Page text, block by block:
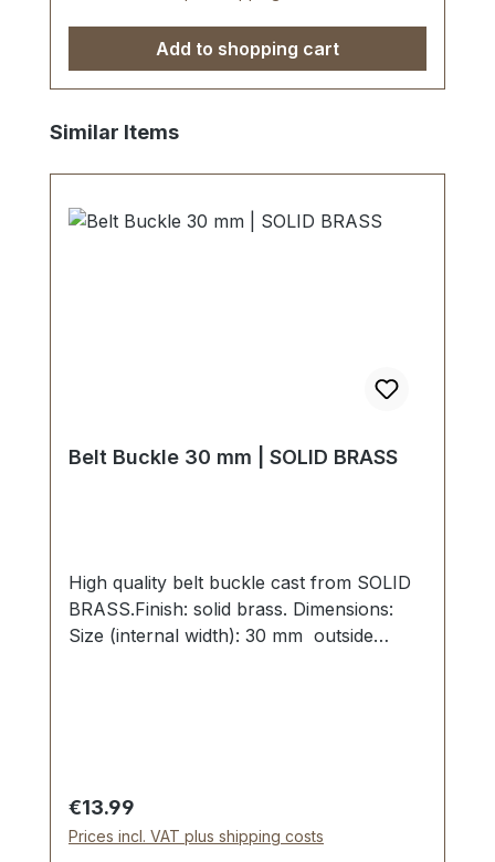
Add to shopping cart
Skip product gallery
Similar Items
Belt Buckle 30 mm | SOLID BRASS
High quality belt buckle cast from SOLID
BRASS.Finish: solid brass. Dimensions:
Size (internal width): 30 mm outside
Regular price:
€13.99
Prices incl. VAT plus shipping costs